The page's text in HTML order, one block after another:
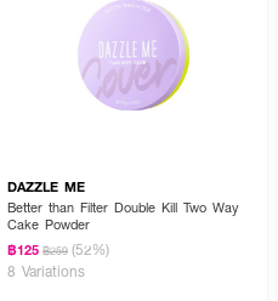
DAZZLE ME
Better than Filter Double Kill Two Way
Cake Powder
฿125 ฿259 (52%)
8 Variations